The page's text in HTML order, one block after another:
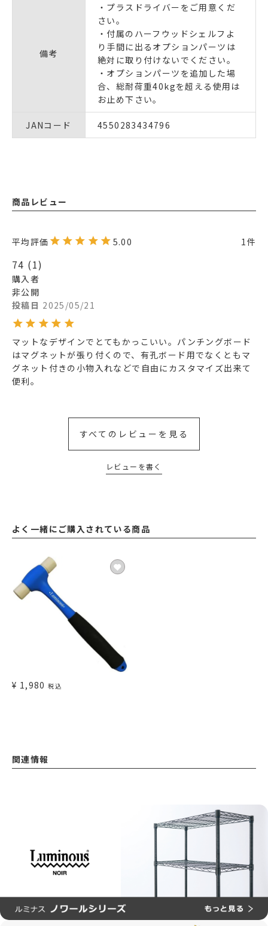
備考
・プラスドライバーをご用意くだ
さい。
・付属のハーフウッドシェルフよ
り手間に出るオプションパーツは
絶対に取り付けないでください。
・オプションパーツを追加した場
合、総耐荷重40kgを超える使用は
お止め下さい。
JANコード 4550283434796
商品レビュー
5.00 1
74 1
購入者
非公開
投稿日 2025/05/21
マットなデザインでとてもかっこいい。パンチングボード
はマグネットが張り付くので、有孔ボード用でなくともマ
グネット付きの小物入れなどで自由にカスタマイズ出来て
便利。
すべてのレビューを見る
レビューを書く
よく一緒にご購入されている商品
¥ 1,980 税込
関連情報